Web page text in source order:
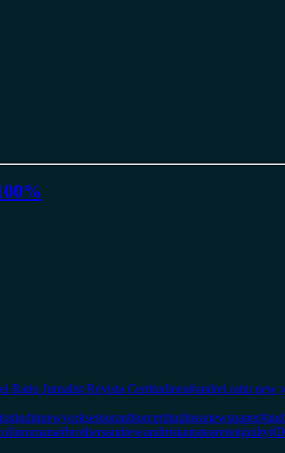
Ratiu Jurnalist Revista Certitudinea#andrei ratiu new
#brothersandrewandtristantatearenotguilty